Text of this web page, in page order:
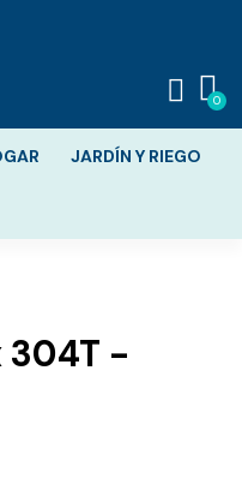
JARDÍN Y RIEGO
304T -